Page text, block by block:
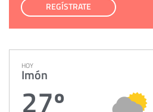
REGÍSTRATE
HOY
Imón
27º